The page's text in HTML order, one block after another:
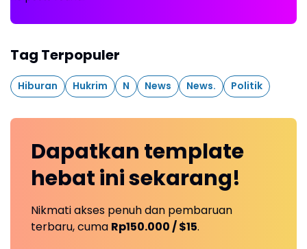
Tag Terpopuler
Hiburan Hukrim N News News. Politik
Dapatkan template
hebat inisekarang!
Nikmati akses penuh dan pembaruan
terbaru, cuma Rp150.000 / $15.